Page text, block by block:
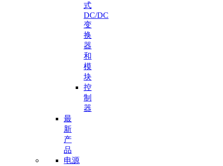
式
DC/DC
变
换
器
和
模
块
控
制
器
最
新
产
品
电源